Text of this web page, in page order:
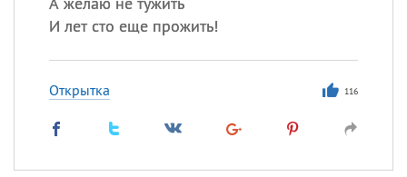
И лет сто еще прожить!
Открытка 116